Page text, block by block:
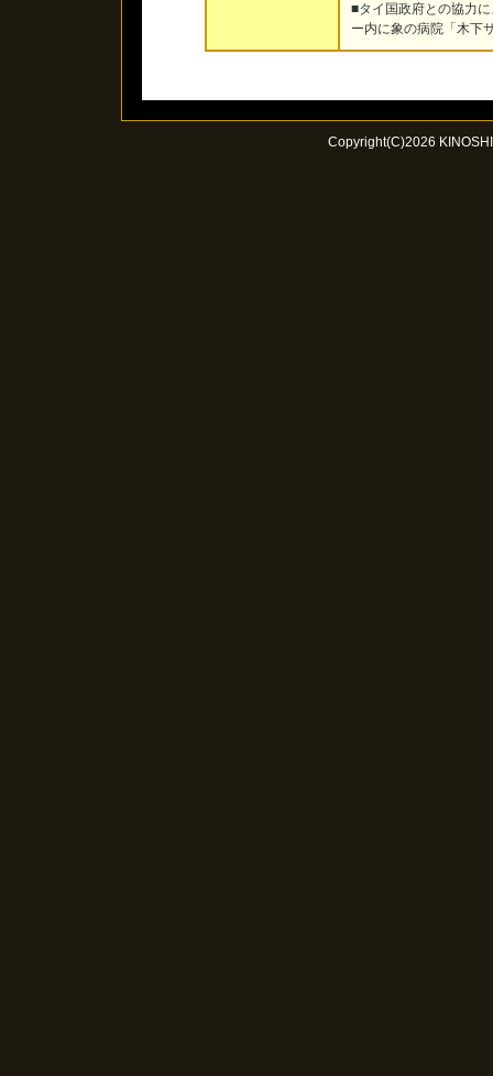
■タイ国政府との協力
ー内に象の病院「木下
Copyright(C)2026